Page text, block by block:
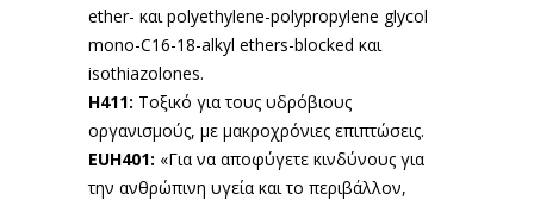
ether- και polyethylene-polypropylene glycol
mono-C16-18-alkyl ethers-blocked και
isothiazolones.
H411: Τοξικό για τους υδρόβιους
οργανισμούς, με μακροχρόνιες επιπτώσεις.
EUH401: «Για να αποφύγετε κινδύνους για
την ανθρώπινη υγεία και το περιβάλλον,